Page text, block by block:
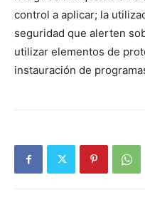
control a aplicar; la
seguridad que alerten
utilizar elementos de
instauración de